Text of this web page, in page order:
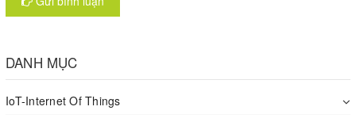
DANH MỤC
IoT-Internet Of Things